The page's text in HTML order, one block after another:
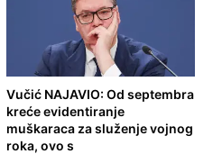
Vučić NAJAVIO: Od septembra
kreće evidentiranje
muškaraca za služenje vojnog
roka, ovo s